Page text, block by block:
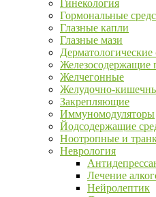
Гинекология
Гормональные
Глазные капли
Глазные мази
Дерматологические
Железосодержащие
Желчегонные
Желудочно-
Закрепляющие
Иммуномодуляторы
Йодсодержащие
Ноотропные и
Неврология
Лечение
Нейролептик